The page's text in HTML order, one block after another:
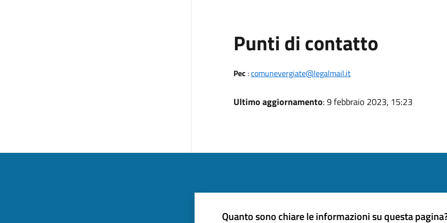
Punti di contatto
Pec:comunevergiate@legalmail.it
Ultimo aggiornamento: 9 febbraio 2023, 15:23
Quanto sono chiare le informazioni su questa